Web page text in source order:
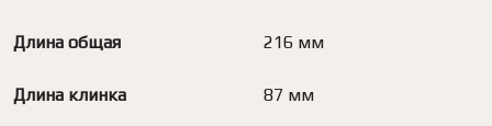
Длина общая 216 мм
Длина клинка 87 мм